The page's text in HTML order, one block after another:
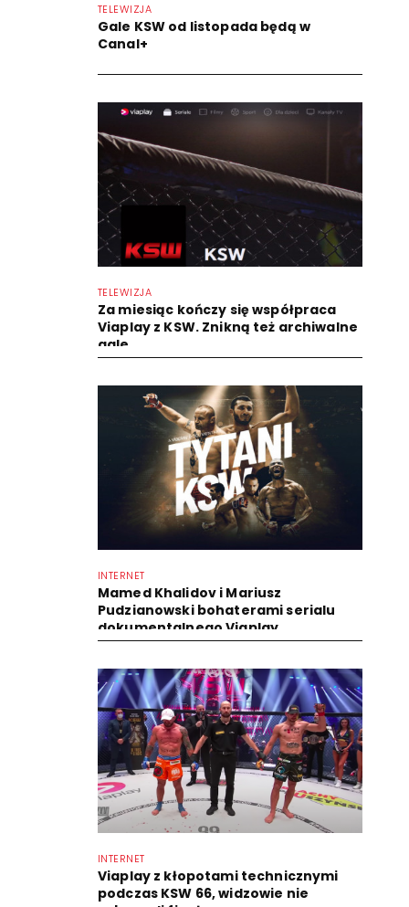
TELEWIZJA
Gale KSW od listopada będą w
Canal+
TELEWIZJA
Za miesiąc kończy się współpraca
Viaplay z KSW. Znikną też archiwalne
gale
INTERNET
Mamed Khalidov i Mariusz
Pudzianowski bohaterami serialu
dokumentalnego Viaplay
INTERNET
Viaplay z kłopotami technicznymi
podczas KSW 66, widzowie nie